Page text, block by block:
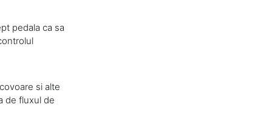
pedala ca sa
si alte
de fluxul de